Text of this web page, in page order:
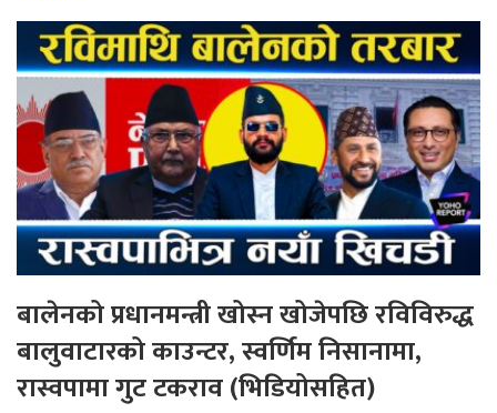
बालेनको प्रधानमन्त्री खोस्न खोजेपछि रविविरुद्ध
बालुवाटारको काउन्टर, स्वर्णिम निसानामा,
रास्वपामा गुट टकराव (भिडियोसहित)